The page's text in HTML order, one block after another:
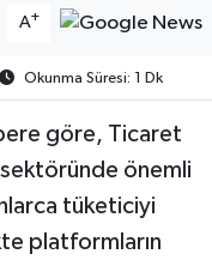
A+
Okunma Süresi: 1 Dk
göre, Ticaret
sektöründe önemli
tüketiciyi
platformların